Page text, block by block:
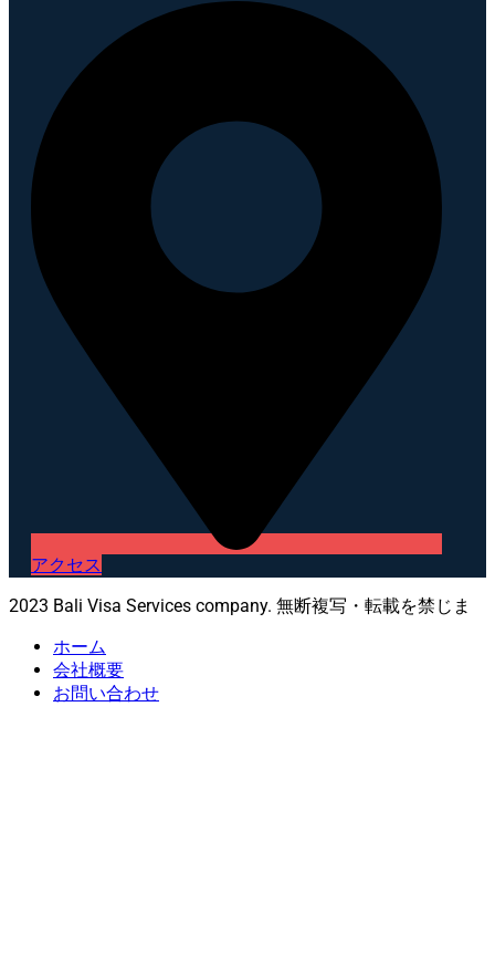
アクセス
2023 Bali Visa Services company. 無断複写・転載を禁じま
ホーム
会社概要
お問い合わせ